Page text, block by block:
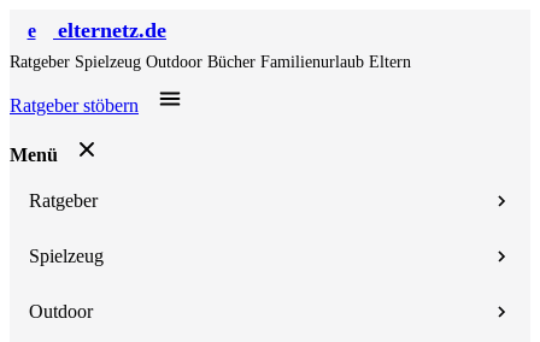
e elternetz.de
Ratgeber Spielzeug Outdoor Bücher Familienurlaub Eltern
Ratgeber stöbern
Menü
Ratgeber
Spielzeug
Outdoor